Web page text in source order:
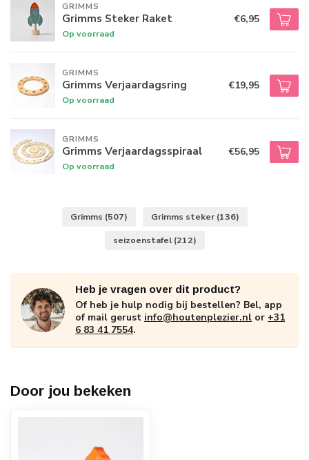
GRIMMS
Grimms Steker Raket
Op voorraad
€6,95
GRIMMS
Grimms Verjaardagsring
Op voorraad
€19,95
GRIMMS
Grimms Verjaardagsspiraal
Op voorraad
€56,95
Grimms (507) Grimms steker (136)
seizoenstafel (212)
Heb je vragen over dit product?
Of heb je hulp nodig bij bestellen? Bel, app
of mail gerust info@houtenplezier.nl or +31
6 83 41 7554.
Door jou bekeken